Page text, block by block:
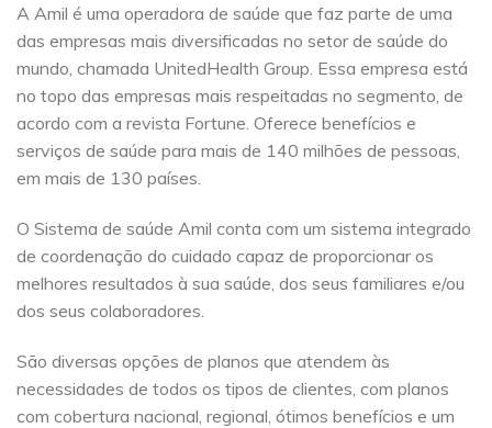
A Amil é uma operadora de saúde que faz parte de uma
das empresas mais diversificadas no setor de saúde do
mundo, chamada UnitedHealth Group. Essa empresa está
no topo das empresas mais respeitadas no segmento, de
acordo com a revista Fortune. Oferece benefícios e
serviços de saúde para mais de 140 milhões de pessoas,
em mais de 130 países.
O Sistema de saúde Amil conta com um sistema integrado
de coordenação do cuidado capaz de proporcionar os
melhores resultados à sua saúde, dos seus familiares e/ou
dos seus colaboradores.
São diversas opções de planos que atendem às
necessidades de todos os tipos de clientes, com planos
com cobertura nacional, regional, ótimos benefícios e um